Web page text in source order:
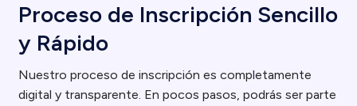
Proceso de Inscripción Sencillo
y Rápido
Nuestro proceso de inscripción es completamente
digital y transparente. En pocos pasos, podrás ser parte